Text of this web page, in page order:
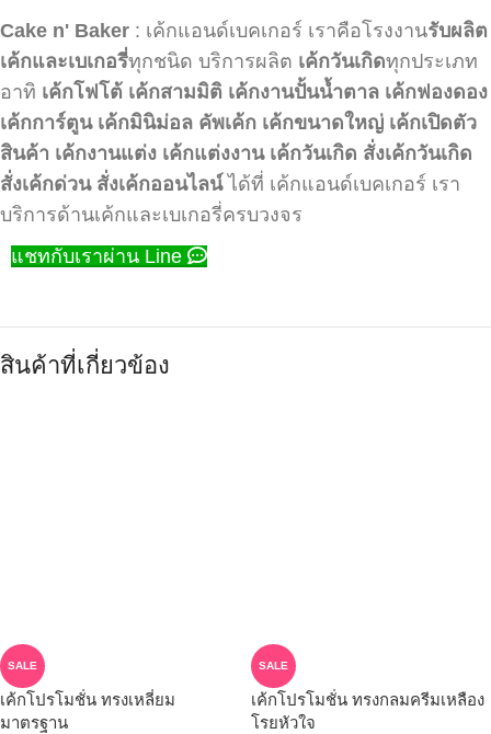
Cake n' Baker : เค้กแอนด์เบคเกอร์ เราคือโรงงานรับผลิต
เค้กและเบเกอรี่ทุกชนิด บริการผลิต เค้กวันเกิดทุกประเภท
อาทิ เค้กโฟโต้ เค้กสามมิติ เค้กงานปั้นน้ำตาล เค้กฟองดอง
เค้กการ์ตูน เค้กมินิม่อล คัพเค้ก เค้กขนาดใหญ่ เค้กเปิดตัว
สินค้า เค้กงานแต่ง เค้กแต่งงาน เค้กวันเกิด สั่งเค้กวันเกิด
สั่งเค้กด่วน สั่งเค้กออนไลน์ได้ที่ เค้กแอนด์เบคเกอร์ เรา
บริการด้านเค้กและเบเกอรี่ครบวงจร
แชทกับเราผ่าน Line
สินค้าที่เกี่ยวข้อง
SALE
เค้กโปรโมชั่น ทรงเหลี่ยม
มาตรฐาน
SALE
เค้กโปรโมชั่น ทรงกลมครีมเหลือง
โรยหัวใจ